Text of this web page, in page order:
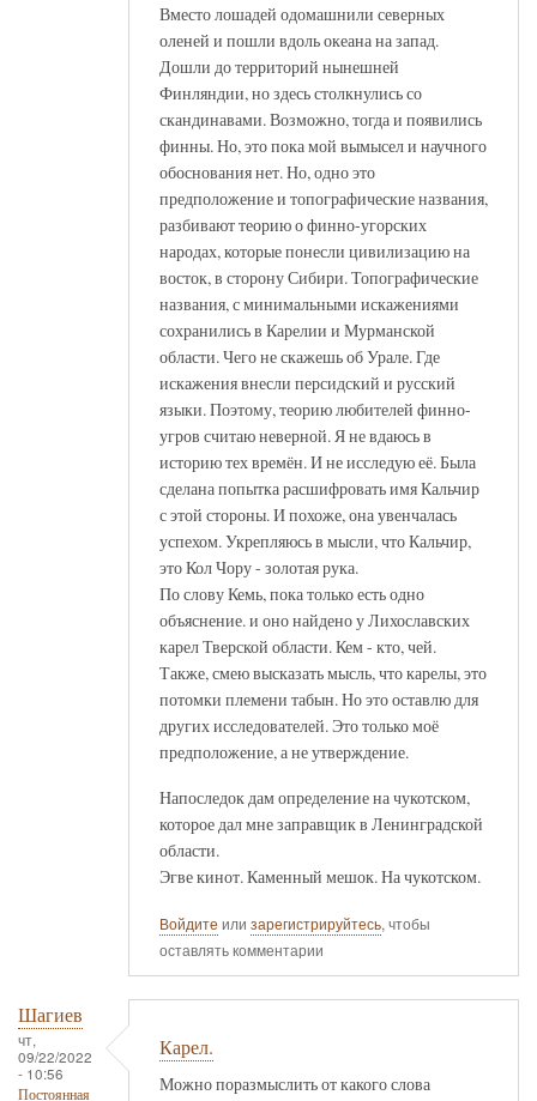
Вместо лошадей одомашнили северных
оленей и пошли вдоль океана на запад.
Дошли до территорий нынешней
Финляндии, но здесь столкнулись со
скандинавами. Возможно, тогда и появились
финны. Но, это пока мой вымысел и научного
обоснования нет. Но, одно это
предположение и топографические названия,
разбивают теорию о финно-угорских
народах, которые понесли цивилизацию на
восток, в сторону Сибири. Топографические
названия, с минимальными искажениями
сохранились в Карелии и Мурманской
области. Чего не скажешь об Урале. Где
искажения внесли персидский и русский
языки. Поэтому, теорию любителей финно-
угров считаю неверной. Я не вдаюсь в
историю тех времён. И не исследую её. Была
сделана попытка расшифровать имя Кальчир
с этой стороны. И похоже, она увенчалась
успехом. Укрепляюсь в мысли, что Кальчир,
это Кол Чору - золотая рука.
По слову Кемь, пока только есть одно
объяснение. и оно найдено у Лихославских
карел Тверской области. Кем - кто, чей.
Также, смею высказать мысль, что карелы, это
потомки племени табын. Но это оставлю для
других исследователей. Это только моё
предположение, а не утверждение.
Напоследок дам определение на чукотском,
которое дал мне заправщик в Ленинградской
области.
Эгве кинот. Каменный мешок. На чукотском.
Войдите или зарегистрируйтесь, чтобы
оставлять комментарии
Шагиев
чт,
09/22/2022
- 10:56
Постоянная
Карел.
Можно поразмыслить от какого слова